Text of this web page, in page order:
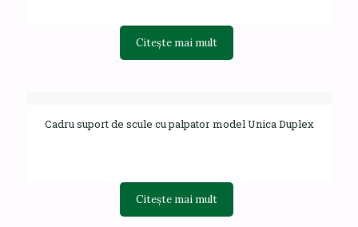
Citește mai mult
Cadru suport de scule cu palpator model Unica Duplex
Citește mai mult